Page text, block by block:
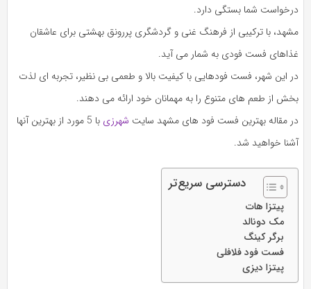
درخواست شما بستگی دارد.
مشهد، با ترکیبی از فرهنگ غنی و گردشگری پررونق بهشتی برای عاشقان
غذاهای فست‌ فودی به‌ شمار می‌ آید.
در این شهر، فست‌ فودهایی با کیفیت بالا و طعمی بی‌ نظیر، تجربه‌ ای لذت‌
بخش از طعم‌ های متنوع را به مهمانان خود ارائه می‌ دهند.
در مقاله بهترین فست فود های مشهد سایت شهرزی
با 5 مورد از بهترین آنها
آشنا خواهید شد.
دسترسی سریع‌تر
پیتزا هات
مک دونالد
برگر کینگ
فست فود فلافلی
پیتزا دیزی